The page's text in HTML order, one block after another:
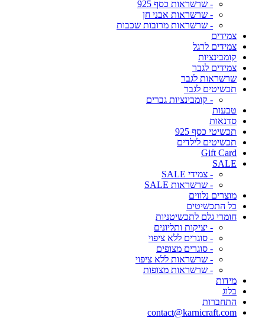
- שרשראות כסף 925
- שרשראות אבני חן
- שרשראות מרובות שכבות
צמידים
צמידים לרגל
קומבינציות
צמידים לגבר
שרשראות לגבר
תכשיטים לגבר
- קומבינציות גברים
טבעות
סדנאות
תכשיטי כסף 925
תכשיטים לילדים
Gift Card
SALE
- צמידי SALE
- שרשראות SALE
מוצרים נלווים
כל התכשיטים
חומרי גלם לתכשיטניות
- יציקות ותליונים
- סוגרים ללא ציפוי
- סוגרים מצופים
- שרשראות ללא ציפוי
- שרשראות מצופות
מידות
בלוג
התחברות
contact@karnicraft.com